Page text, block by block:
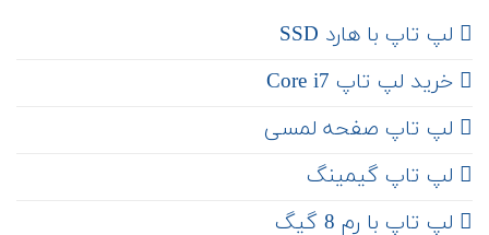
لپ تاپ با هارد SSD
خرید لپ تاپ Core i7
لپ تاپ صفحه لمسی
لپ تاپ گیمینگ
لپ تاپ با رم 8 گیگ